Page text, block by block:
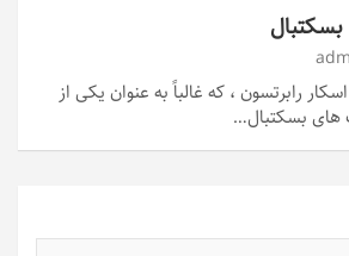
بسکتبال
رابرتسون ، که غالباً به عنوان یکی از
های بسکتبال…